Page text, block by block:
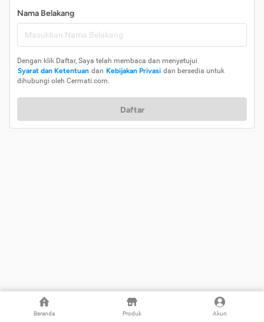
Beranda Produk Akun
Nama Belakang
Dengan klik Daftar, Saya telah membaca dan menyetujui
Syarat dan Ketentuan dan Kebijakan Privasi dan bersedia untuk
dihubungi oleh Cermati.com.
Daftar